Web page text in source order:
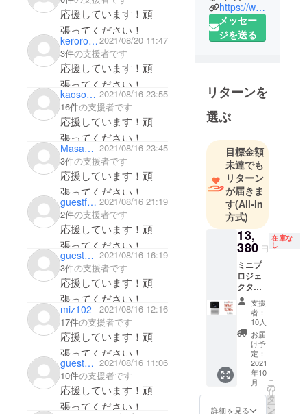
応援しています！頑
張ってください！
kerorossi2021/08/20 11:47
3件の支援者です
応援しています！頑
張ってください！
kaosousyu 2021/08/16 23:55
16件の支援者です
応援しています！頑
張ってください！
Masahiko06 2021/08/16 23:45
3件の支援者です
応援しています！頑
張ってください！
guestfcfaa0f916d4 2021/08/16 21:19
2件の支援者です
応援しています！頑
張ってください！
guest64897e9703b4hi0221 2021/08/16 16:19
3件の支援者です
応援しています！頑
張ってください！
miz102
2021/08/16 12:16
17件の支援者です
応援しています！頑
張ってください！
guest5b83d7f89e 2021/08/16 11:06
10件の支援者です
応援しています！頑
張ってください！
務として、
会社を設立
入し、業務
を拡大しま
した。
2018年、ク
ラウドファ
ンディング
事業にも参
入し、主に
海外から斬
新なる高品
質電子製品
入し、日本
のお客様に
紹介する。
https://www.facebook.com/Unsyu-225446938330839/
メッセー
ジを送る
リターンを
選ぶ
目標金額
未達でも
リターン
が届きま
す(All-in
方式)
13,
380 円
在庫な
し
ミニプ
ロジェ
クター
「CUB
EE」1
セット
のお届
けで
す。
【1セッ
トの詳
細】 本
体 x1
ACアダ
支援
者：
10人
お届
け予
定：
2021
年10
月
詳細を見る
こ
の
リ
タ
ー
ン